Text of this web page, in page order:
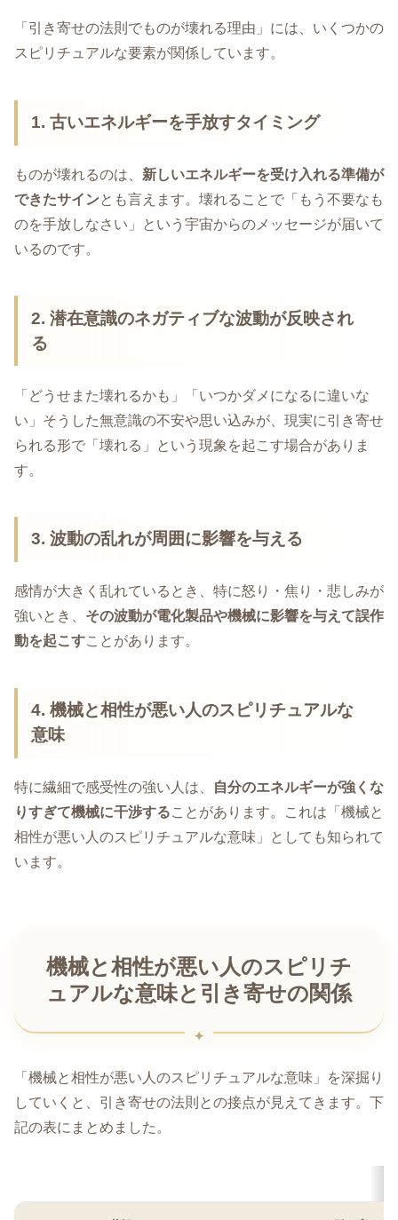
「引き寄せの法則でものが壊れる理由」には、いくつかの
スピリチュアルな要素が関係しています。
1. 古いエネルギーを手放すタイミング
ものが壊れるのは、 新しいエネルギーを受け入れる準備が
できたサインとも言えます。壊れることで「もう不要なも
のを手放しなさい」という宇宙からのメッセージが届いて
いるのです。
2. 潜在意識のネガティブな波動が反映され
る
「どうせまた壊れるかも」「いつかダメになるに違いな
い」そうした無意識の不安や思い込みが、現実に引き寄せ
られる形で「壊れる」という現象を起こす場合がありま
す。
3. 波動の乱れが周囲に影響を与える
感情が大きく乱れているとき、特に怒り・焦り・悲しみが
強いとき、 その波動が電化製品や機械に影響を与えて誤作
動を起こすことがあります。
4. 機械と相性が悪い人のスピリチュアルな
意味
特に繊細で感受性の強い人は、
自分のエネルギーが強くな
りすぎて機械に干渉することがあります。これは「機械と
相性が悪い人のスピリチュアルな意味」としても知られて
います。
機械と相性が悪い人のスピリチ
ュアルな意味と引き寄せの関係
「機械と相性が悪い人のスピリチュアルな意味」を深掘り
していくと、引き寄せの法則との接点が見えてきます。下
記の表にまとめました。